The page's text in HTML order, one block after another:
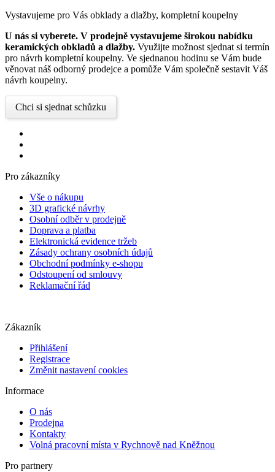
Vystavujeme pro Vás obklady a dlažby, kompletní koupelny
U nás si vyberete. V prodejně vystavujeme širokou nabídku
keramických obkladů a dlažby. Využijte možnost sjednat si termín
pro návrh kompletní koupelny. Ve sjednanou hodinu se Vám bude
věnovat náš odborný prodejce a pomůže Vám společně sestavit Váš
návrh koupelny.
Chci si sjednat schůzku
Pro zákazníky
Vše o nákupu
3D grafické návrhy
Osobní odběr v prodejně
Doprava a platba
Elektronická evidence tržeb
Zásady ochrany osobních údajů
Obchodní podmínky e-shopu
Odstoupení od smlouvy
Reklamační řád
Zákazník
Přihlášení
Registrace
Změnit nastavení cookies
Informace
O nás
Prodejna
Kontakty
Volná pracovní místa v Rychnově nad Kněžnou
Pro partnery